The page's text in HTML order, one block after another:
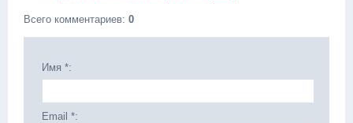
Всего комментариев: 0
Имя *:
Email *: